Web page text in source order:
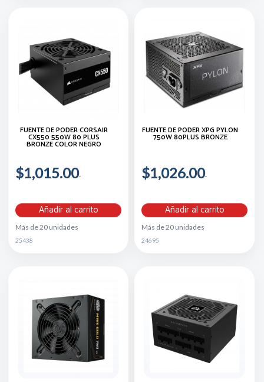
FUENTE DE PODER CORSAIR
CX550 550W 80 PLUS
BRONZE COLOR NEGRO
$1,015.00
Añadir al carrito
Más de 20 unidades
25438
FUENTE DE PODER XPG PYLON
750W 80PLUS BRONZE
$1,026.00
Añadir al carrito
Más de 20 unidades
24695